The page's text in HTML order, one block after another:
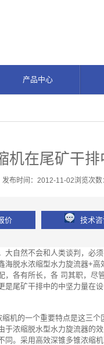
产品中心
机在尾矿干排
布时间：2012-11-02浏览次数
价 技术
自然不会和人类谈判，必
海脱水浓缩型水力旋流器+高
各有所长，各 司其职，
尾矿干排中的中坚力量在设
机的一个重要特点是这三
浓缩脱水型水力旋流器的
。采用高效深锥多锥浓缩